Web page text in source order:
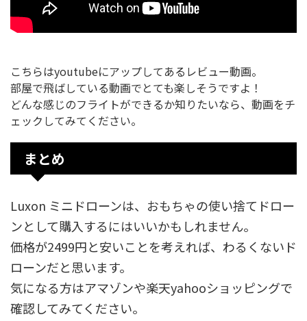
こちらはyoutubeにアップしてあるレビュー動画。
部屋で飛ばしている動画でとても楽しそうですよ！
どんな感じのフライトができるか知りたいなら、動画をチ
ェックしてみてください。
まとめ
Luxon ミニドローンは、おもちゃの使い捨てドロー
ンとして購入するにはいいかもしれません。
価格が2499円と安いことを考えれば、わるくないド
ローンだと思います。
気になる方はアマゾンや楽天yahooショッピングで
確認してみてください。